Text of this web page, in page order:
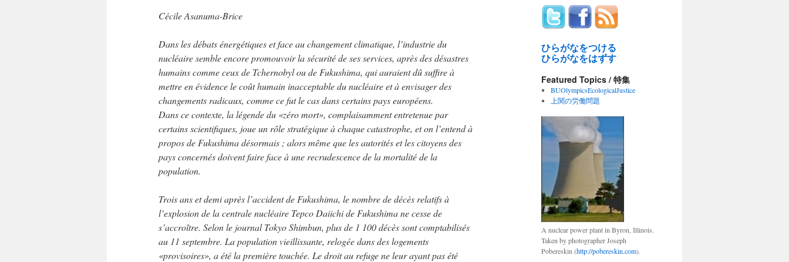
Cécile Asanuma-Brice
Dans les débats énergétiques et face au changement climatique, l’industrie du
nucléaire semble encore promouvoir la sécurité de ses services, après des désastres
humains comme ceux de Tchernobyl ou de Fukushima, qui auraient dû suffire à
mettre en évidence le coût humain inacceptable du nucléaire et à envisager des
changements radicaux, comme ce fut le cas dans certains pays européens.
Dans ce contexte, la légende du «zéro mort», complaisamment entretenue par
certains scientifiques, joue un rôle stratégique à chaque catastrophe, et on l’entend à
propos de Fukushima désormais ; alors même que les autorités et les citoyens des
pays concernés doivent faire face à une recrudescence de la mortalité de la
population.
Trois ans et demi après l’accident de Fukushima, le nombre de décès relatifs à
l’explosion de la centrale nucléaire Tepco Daiichi de Fukushima ne cesse de
s’accroître. Selon le journal Tokyo Shimbun, plus de 1 100 décès sont comptabilisés
au 11 septembre. La population vieillissante, relogée dans des logements
«provisoires», a été la première touchée. Le droit au refuge ne leur ayant pas été
ひらがなをつける
ひらがなをはずす
Featured Topics / 特集
BUOlympicsEcologicalJustice
上関の労働問題
A nuclear power plant in Byron, Illinois.
Taken by photographer Joseph
Pobereskin (http://pobereskin.com).